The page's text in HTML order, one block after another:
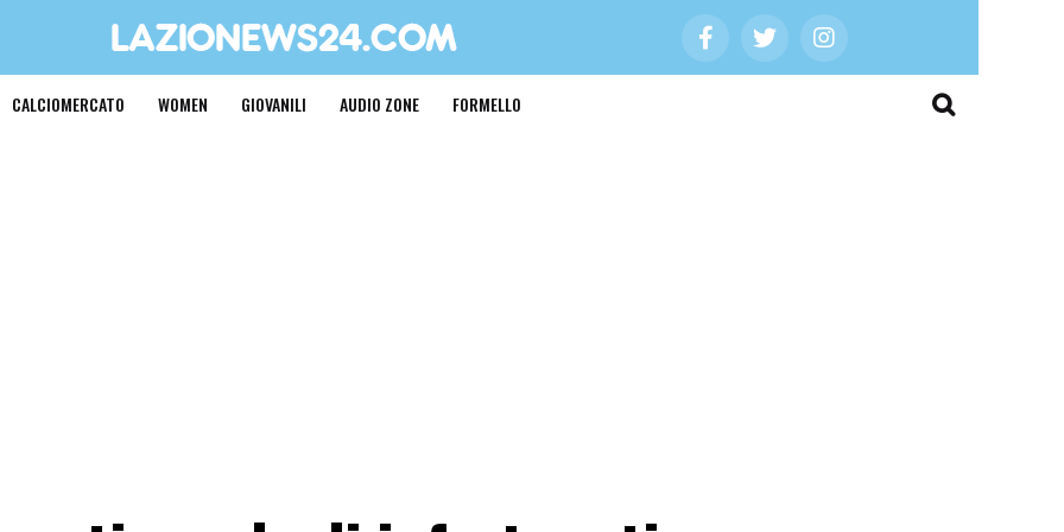
CALCIOMERCATO WOMEN GIOVANILI AUDIO ZONE FORMELLO